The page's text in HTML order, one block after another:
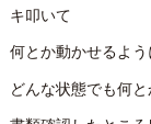
キ叩いて
何とか動かせるよ
どんな状態でも何